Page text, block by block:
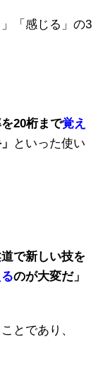
「感じる」の3
20桁まで覚え
といった使い
道で新しい技を
のが大変だ」
とであり、